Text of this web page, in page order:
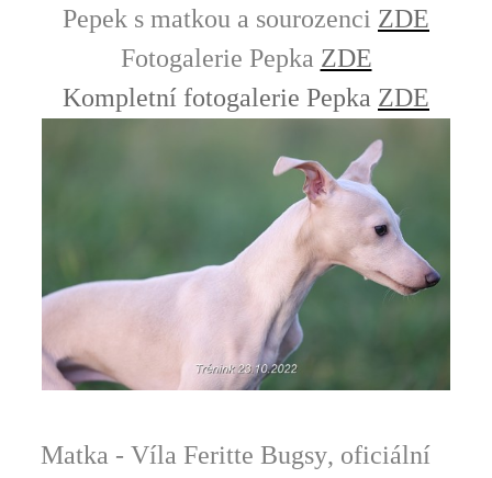
Pepek s matkou a sourozenci ZDE
Fotogalerie Pepka ZDE
Kompletní fotogalerie Pepka ZDE
Matka - VílaFeritte Bugsy, oficiální